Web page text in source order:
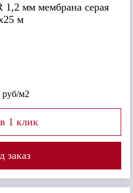
мм мембрана серая
м
руб/м2
заказ